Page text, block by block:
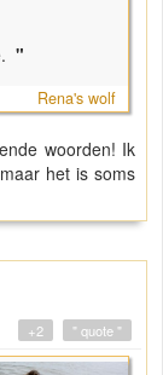
"
Rena's wolf
woorden! Ik
het is soms
" quote "
+2